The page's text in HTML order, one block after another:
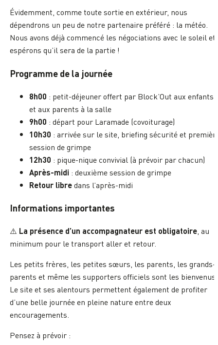
Évidemment, comme toute sortie en extérieur, nous
dépendrons un peu de notre partenaire préféré : la météo.
Nous avons déjà commencé les négociations avec le soleil et
espérons qu’il sera de la partie !
Programme de la journée
8h00 : petit-déjeuner offert par Block’Out aux enfants
et aux parents à la salle
9h00 : départ pour Laramade (covoiturage)
10h30 : arrivée sur le site, briefing sécurité et
session de grimpe
12h30 : pique-nique convivial (à prévoir par chacun)
Après-midi : deuxième session de grimpe
Retour libredans l’après-midi
Informations importantes
⚠️ La présence d’un accompagnateur est obligatoire , au
minimum pour le transport aller et retour.
Les petits frères, les petites sœurs, les parents, les grands-
parents et même les supporters officiels sont les bienvenus.
Le site et ses alentours permettent également de profiter
d’une belle journée en pleine nature entre deux
encouragements.
Pensez à prévoir :